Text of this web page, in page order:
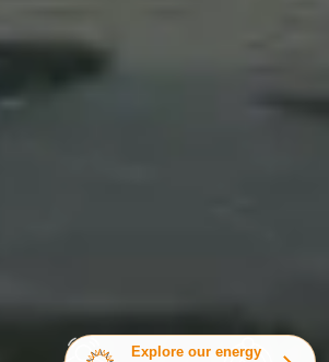
Explore our energy